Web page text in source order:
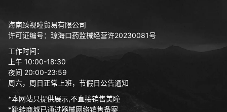
海南臻视瞳贸易有限公司
许可证编号：琼海口药监械经营许20230081号
工作时间：
上午 10:00-18:30
夜间 20:00-23:59
周六，周日正常上班，节假日公告通知
*本网站只提供展示,不直接销售美瞳
*跳转商城已通过器械网络销售备案